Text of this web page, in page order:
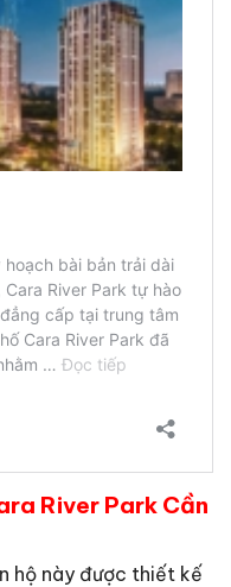
River Park Cần
hộ này được thiết kế